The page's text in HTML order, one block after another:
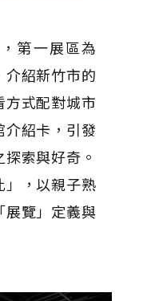
第一展區為
介紹新竹市的
式配對城市
介紹卡，引發
索與好奇。
」，以親子熟
展覽」定義與